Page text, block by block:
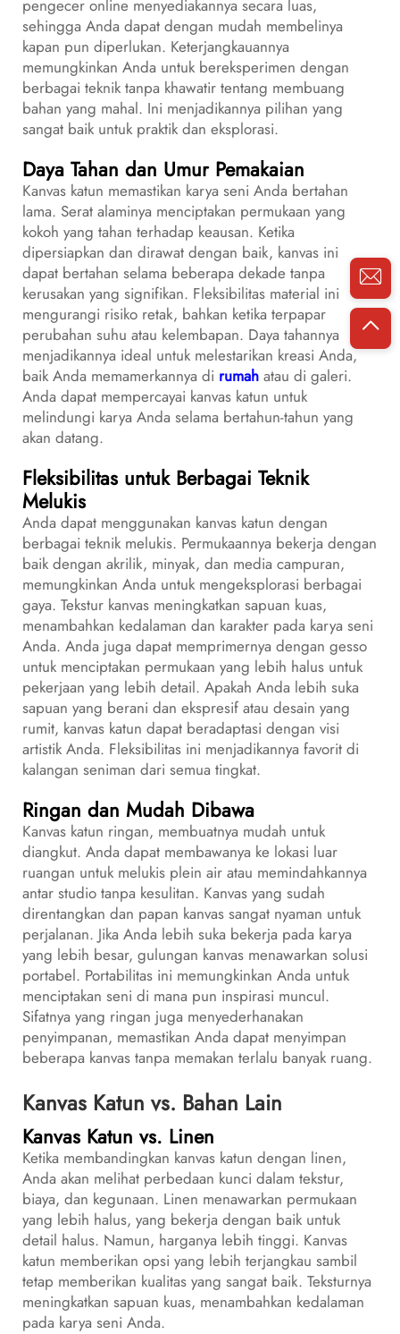
pengecer online menyediakannya secara luas,
sehingga Anda dapat dengan mudah membelinya
kapan pun diperlukan. Keterjangkauannya
memungkinkan Anda untuk bereksperimen dengan
berbagai teknik tanpa khawatir tentang membuang
bahan yang mahal. Ini menjadikannya pilihan yang
sangat baik untuk praktik dan eksplorasi.
Daya Tahan dan Umur Pemakaian
Kanvas katun memastikan karya seni Anda bertahan
lama. Serat alaminya menciptakan permukaan yang
kokoh yang tahan terhadap keausan. Ketika
dipersiapkan dan dirawat dengan baik, kanvas ini
dapat bertahan selama beberapa dekade tanpa
kerusakan yang signifikan. Fleksibilitas material ini
mengurangi risiko retak, bahkan ketika terpapar
perubahan suhu atau kelembapan. Daya tahannya
menjadikannya ideal untuk melestarikan kreasi Anda,
baik Anda memamerkannya di rumah atau di galeri.
Anda dapat mempercayai kanvas katun untuk
melindungi karya Anda selama bertahun-tahun yang
akan datang.
Fleksibilitas untuk Berbagai Teknik
Melukis
Anda dapat menggunakan kanvas katun dengan
berbagai teknik melukis. Permukaannya bekerja dengan
baik dengan akrilik, minyak, dan media campuran,
memungkinkan Anda untuk mengeksplorasi berbagai
gaya. Tekstur kanvas meningkatkan sapuan kuas,
menambahkan kedalaman dan karakter pada karya seni
Anda. Anda juga dapat memprimernya dengan gesso
untuk menciptakan permukaan yang lebih halus untuk
pekerjaan yang lebih detail. Apakah Anda lebih suka
sapuan yang berani dan ekspresif atau desain yang
rumit, kanvas katun dapat beradaptasi dengan visi
artistik Anda. Fleksibilitas ini menjadikannya favorit di
kalangan seniman dari semua tingkat.
Ringan dan Mudah Dibawa
Kanvas katun ringan, membuatnya mudah untuk
diangkut. Anda dapat membawanya ke lokasi luar
ruangan untuk melukis plein air atau memindahkannya
antar studio tanpa kesulitan. Kanvas yang sudah
direntangkan dan papan kanvas sangat nyaman untuk
perjalanan. Jika Anda lebih suka bekerja pada karya
yang lebih besar, gulungan kanvas menawarkan solusi
portabel. Portabilitas ini memungkinkan Anda untuk
menciptakan seni di mana pun inspirasi muncul.
Sifatnya yang ringan juga menyederhanakan
penyimpanan, memastikan Anda dapat menyimpan
beberapa kanvas tanpa memakan terlalu banyak ruang.
Kanvas Katun vs. Bahan Lain
Kanvas Katun vs. Linen
Ketika membandingkan kanvas katun dengan linen,
Anda akan melihat perbedaan kunci dalam tekstur,
biaya, dan kegunaan. Linen menawarkan permukaan
yang lebih halus, yang bekerja dengan baik untuk
detail halus. Namun, harganya lebih tinggi. Kanvas
katun memberikan opsi yang lebih terjangkau sambil
tetap memberikan kualitas yang sangat baik. Teksturnya
meningkatkan sapuan kuas, menambahkan kedalaman
pada karya seni Anda.